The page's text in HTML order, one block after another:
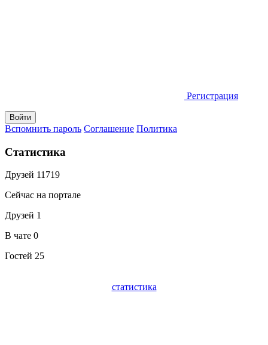
Регистрация
Вспомнить пароль Соглашение Политика
Статистика
Друзей 11719
Сейчас на портале
Друзей 1
В чате 0
Гостей 25
статистика